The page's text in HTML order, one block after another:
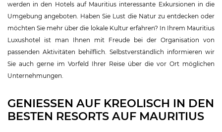
werden in den Hotels auf Mauritius interessante Exkursionen in die
Umgebung angeboten. Haben Sie Lust die Natur zu entdecken oder
möchten Sie mehr über die lokale Kultur erfahren? In Ihrem Mauritius
Luxushotel ist man Ihnen mit Freude bei der Organisation von
passenden Aktivitäten behilflich. Selbstverständlich informieren wir
Sie auch gerne im Vorfeld Ihrer Reise über die vor Ort möglichen
Unternehmungen.
GENIESSEN AUF KREOLISCH IN DEN B
ESTEN RESORTS AUF MAURITIUS